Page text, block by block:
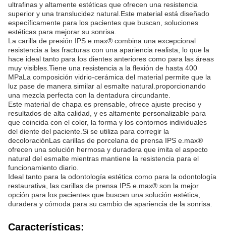
ultrafinas y altamente estéticas que ofrecen una resistencia
superior y una translucidez natural.Este material está diseñado
específicamente para los pacientes que buscan, soluciones
estéticas para mejorar su sonrisa.
La carilla de presión IPS e.max® combina una excepcional
resistencia a las fracturas con una apariencia realista, lo que la
hace ideal tanto para los dientes anteriores como para las áreas
muy visibles.Tiene una resistencia a la flexión de hasta 400
MPaLa composición vidrio-cerámica del material permite que la
luz pase de manera similar al esmalte natural.proporcionando
una mezcla perfecta con la dentadura circundante.
Este material de chapa es prensable, ofrece ajuste preciso y
resultados de alta calidad, y es altamente personalizable para
que coincida con el color, la forma y los contornos individuales
del diente del paciente.Si se utiliza para corregir la
decoloraciónLas carillas de porcelana de prensa IPS e.max®
ofrecen una solución hermosa y duradera que imita el aspecto
natural del esmalte mientras mantiene la resistencia para el
funcionamiento diario.
Ideal tanto para la odontología estética como para la odontología
restaurativa, las carillas de prensa IPS e.max® son la mejor
opción para los pacientes que buscan una solución estética,
duradera y cómoda para su cambio de apariencia de la sonrisa.
Características: